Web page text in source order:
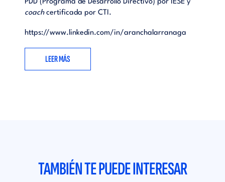
PDD (Programa de Desarrollo Directivo) por IESE y
coachcertificada por CTI.
https://www.linkedin.com/in/aranchalarranaga
LEER MÁS
TAMBIÉN TE PUEDE INTERESAR